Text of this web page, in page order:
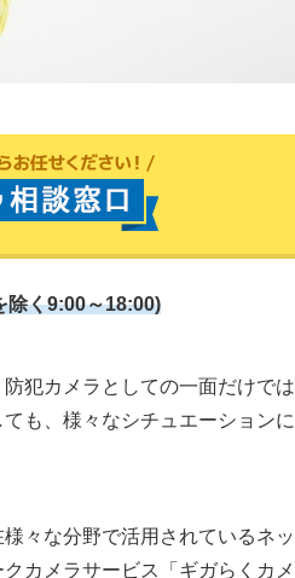
除く9:00～18:00)
犯カメラとしての一面だけでは
も、様々なシチュエーションに
々な分野で活用されているネッ
カメラサービス「ギガらくカメ